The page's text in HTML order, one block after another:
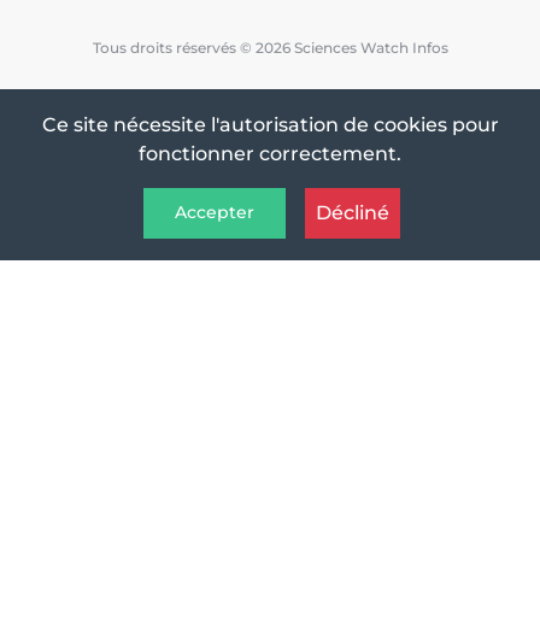
Tous droits réservés © 2026 Sciences Watch Infos
Ce site nécessite l'autorisation de cookies pour
fonctionner correctement.
Accepter Décliné